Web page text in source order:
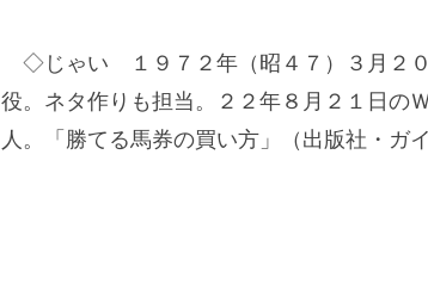
◇じゃい １９７２年（昭４７）３月２０
役。ネタ作りも担当。２２年８月２１日の
人。「勝てる馬券の買い方」（出版社・ガ